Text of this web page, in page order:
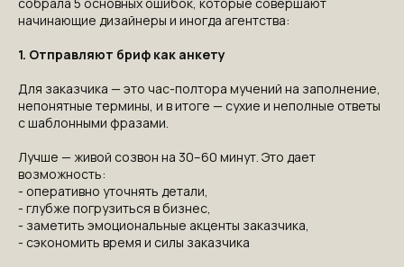
собрала 5 основных ошибок, которые совершают
начинающие дизайнеры и иногда агентства:
1. Отправляют бриф как анкету
Для заказчика — это час-полтора мучений на заполнение,
непонятные термины, и в итоге — сухие и неполные ответы
с шаблонными фразами.
Лучше — живой созвон на 30–60 минут. Это дает
возможность:
- оперативно уточнять детали,
- глубже погрузиться в бизнес,
- заметить эмоциональные акценты заказчика,
- сэкономить время и силы заказчика